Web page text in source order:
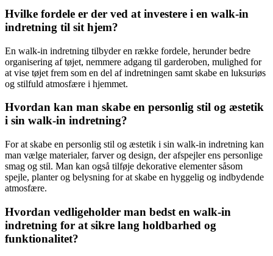
Hvilke fordele er der ved at investere i en walk-in
indretning til sit hjem?
En walk-in indretning tilbyder en række fordele, herunder bedre
organisering af tøjet, nemmere adgang til garderoben, mulighed for
at vise tøjet frem som en del af indretningen samt skabe en luksuriøs
og stilfuld atmosfære i hjemmet.
Hvordan kan man skabe en personlig stil og æstetik
i sin walk-in indretning?
For at skabe en personlig stil og æstetik i sin walk-in indretning kan
man vælge materialer, farver og design, der afspejler ens personlige
smag og stil. Man kan også tilføje dekorative elementer såsom
spejle, planter og belysning for at skabe en hyggelig og indbydende
atmosfære.
Hvordan vedligeholder man bedst en walk-in
indretning for at sikre lang holdbarhed og
funktionalitet?